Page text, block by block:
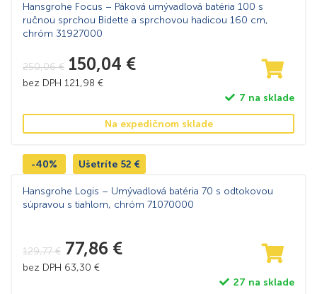
Hansgrohe Focus – Páková umývadlová batéria 100 s
ručnou sprchou Bidette a sprchovou hadicou 160 cm,
chróm 31927000
250,06€ 150,04 €
bez DPH 121,98 €
7 na sklade
Na expedičnom sklade
-40% Ušetríte 52 €
Hansgrohe Logis – Umývadlová batéria 70 s odtokovou
súpravou s tiahlom, chróm 71070000
129,77€ 77,86 €
bez DPH 63,30 €
27 na sklade